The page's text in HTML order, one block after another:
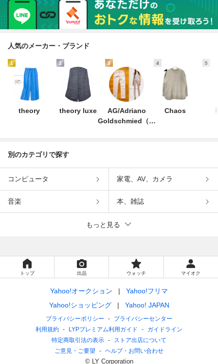
人気のメーカー・ブランド
1
theory
2
theory luxe
3
AG/Adriano
Goldschmied（フ
4
Chaos
5
別のカテゴリで探す
コンピュータ 家電、AV、カメラ
音楽 本、雑誌
もっと見る
トップ 出品 ウォッチ マイオク
Yahoo!オークション
Yahoo!フリマ
Yahoo!ショッピング
Yahoo! JAPAN
プライバシーポリシー
プライバシーセンター
利用規約
LYPプレミアム利用ガイド
ガイドライン
特定商取引法の表示
ストア出店について
ご意見・ご要望
ヘルプ・お問い合わせ
© LY Corporation